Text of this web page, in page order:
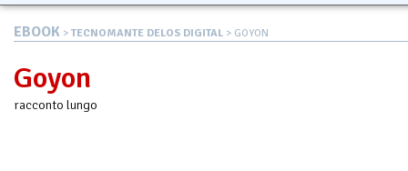
EBOOK > TECNOMANTE DELOS DIGITAL > GOYON
Goyon
racconto lungo